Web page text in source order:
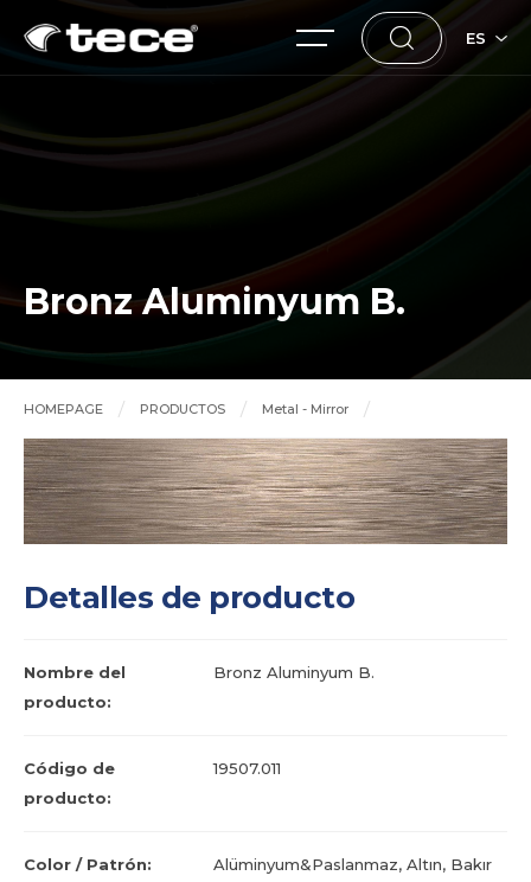
ES
Bronz Aluminyum B.
HOMEPAGE PRODUCTOS Metal - Mirror
Bronz Aluminyum B.
Detalles de producto
Nombre del
producto:
Bronz Aluminyum B.
Código de
producto:
19507.011
Color / Patrón:
Alüminyum&Paslanmaz, Altın, Bakır